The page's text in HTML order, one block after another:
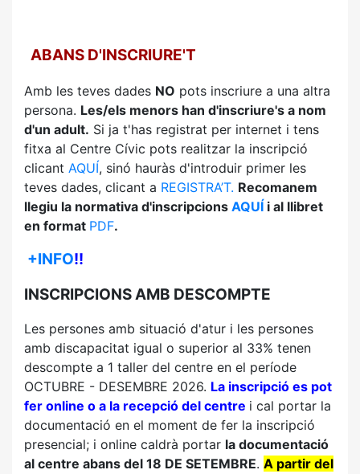
ABANS D'INSCRIURE'T
Amb les teves dades NO pots inscriure a una altra
persona. Les/els menors han d'inscriure's a nom
d'un adult. Si ja t'has registrat per internet i tens
fitxa al Centre Cívic pots realitzar la inscripció
clicant AQUÍ, sinó hauràs d'introduir primer les
teves dades, clicant a REGISTRA’T. Recomanem
llegiu la normativa d'inscripcions AQUÍ i al llibret
en format PDF.
+INFO!!
INSCRIPCIONS AMB DESCOMPTE
Les persones amb situació d'atur i les persones
amb discapacitat igual o superior al 33% tenen
descompte a 1 taller del centre en el període
OCTUBRE - DESEMBRE 2026. La inscripció es pot
fer online o a la recepció del centre i cal portar la
documentació en el moment de fer la inscripció
presencial; i online caldrà portar la documentació
al centre abans del 18 DE SETEMBRE. A partir del